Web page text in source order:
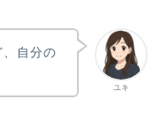
ユキ
自分の